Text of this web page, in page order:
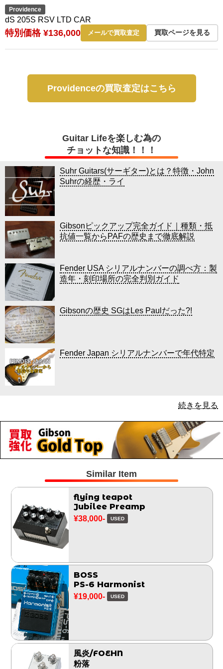
Providence
dS 205S RSV LTD CAR
特別価格 ¥136,000 メールで買取査定 買取ページを見る
Providenceの買取査定はこちら
Guitar Lifeを楽しむ為の
チョットな知識！！！
Suhr Guitars(サーギター)とは？特徴・John
Suhrの経歴・ライ
Gibsonピックアップ完全ガイド｜種類・抵
抗値一覧からPAFの歴史まで徹底解説
Fender USA シリアルナンバーの調べ方：製
造年・刻印場所の完全判別ガイド
Gibsonの歴史 SGはLes Paulだった?!
Fender Japan シリアルナンバーで年代特定
続きを見る
Similar Item
flying teapot
Jubilee Preamp
¥38,000- USED
BOSS
PS-6 Harmonist
¥19,000- USED
風炎/FOEHN
粉落